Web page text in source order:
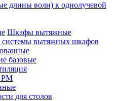
длины волн) к однолучевой
Шкафы вытяжные
системы вытяжных шкафов
базовые
РМ
для столов